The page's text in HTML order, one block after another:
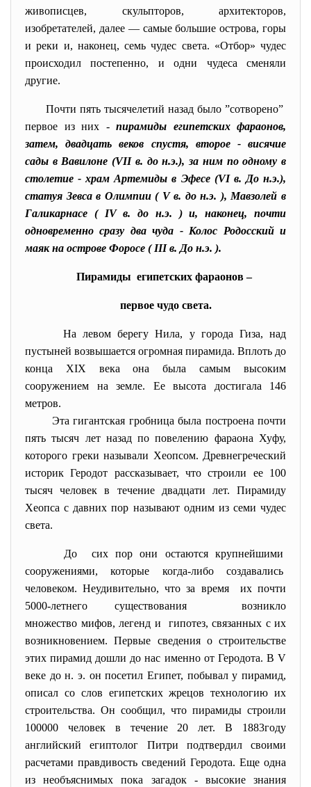
живописцев, скульпторов, архитекторов,
изобретателей, далее — самые большие острова, горы
и реки и, наконец, семь чудес света. «Отбор» чудес
происходил постепенно, и одни чудеса сменяли
другие.
Почти пять тысячелетий назад было ”сотворено”
первое из них - пирамиды египетских фараонов,
затем, двадцать веков спустя, второе - висячие
сады в Вавилоне (VII в. до н.э.), за ним по одному в
столетие - храм Артемиды в Эфесе (VI в. До н.э.),
статуя Зевса в Олимпии ( V в. до н.э. ), Мавзолей в
Галикарнасе ( IV в. до н.э. ) и, наконец, почти
одновременно сразу два чуда - Колос Родосский и
маяк на острове Форосе ( III в. До н.э. ).
Пирамиды египетских фараонов –
первое чудо света.
На левом берегу Нила, у города Гиза, над
пустыней возвышается огромная пирамида. Вплоть до
конца XIX века она была самым высоким
сооружением на земле. Ее высота достигала 146
метров.
Эта гигантская гробница была построена почти
пять тысяч лет назад по повелению фараона Хуфу,
которого греки называли Хеопсом. Древнегреческий
историк Геродот рассказывает, что строили ее 100
тысяч человек в течение двадцати лет. Пирамиду
Хеопса с давних пор называют одним из семи чудес
света.
До сих пор они остаются крупнейшими
сооружениями, которые когда-либо создавались
человеком. Неудивительно, что за время их почти
5000-летнего существования возникло
множество мифов, легенд и гипотез, связанных с их
возникновением. Первые сведения о строительстве
этих пирамид дошли до нас именно от Геродота. В V
веке до н. э. он посетил Египет, побывал у пирамид,
описал со слов египетских жрецов технологию их
строительства. Он сообщил, что пирамиды строили
100000 человек в течение 20 лет. В 1883году
английский египтолог Питри подтвердил своими
расчетами правдивость сведений Геродота. Еще одна
из необъяснимых пока загадок - высокие знания